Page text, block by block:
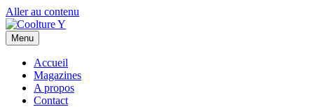
Aller au contenu
Menu
Accueil
Magazines
A propos
Contact